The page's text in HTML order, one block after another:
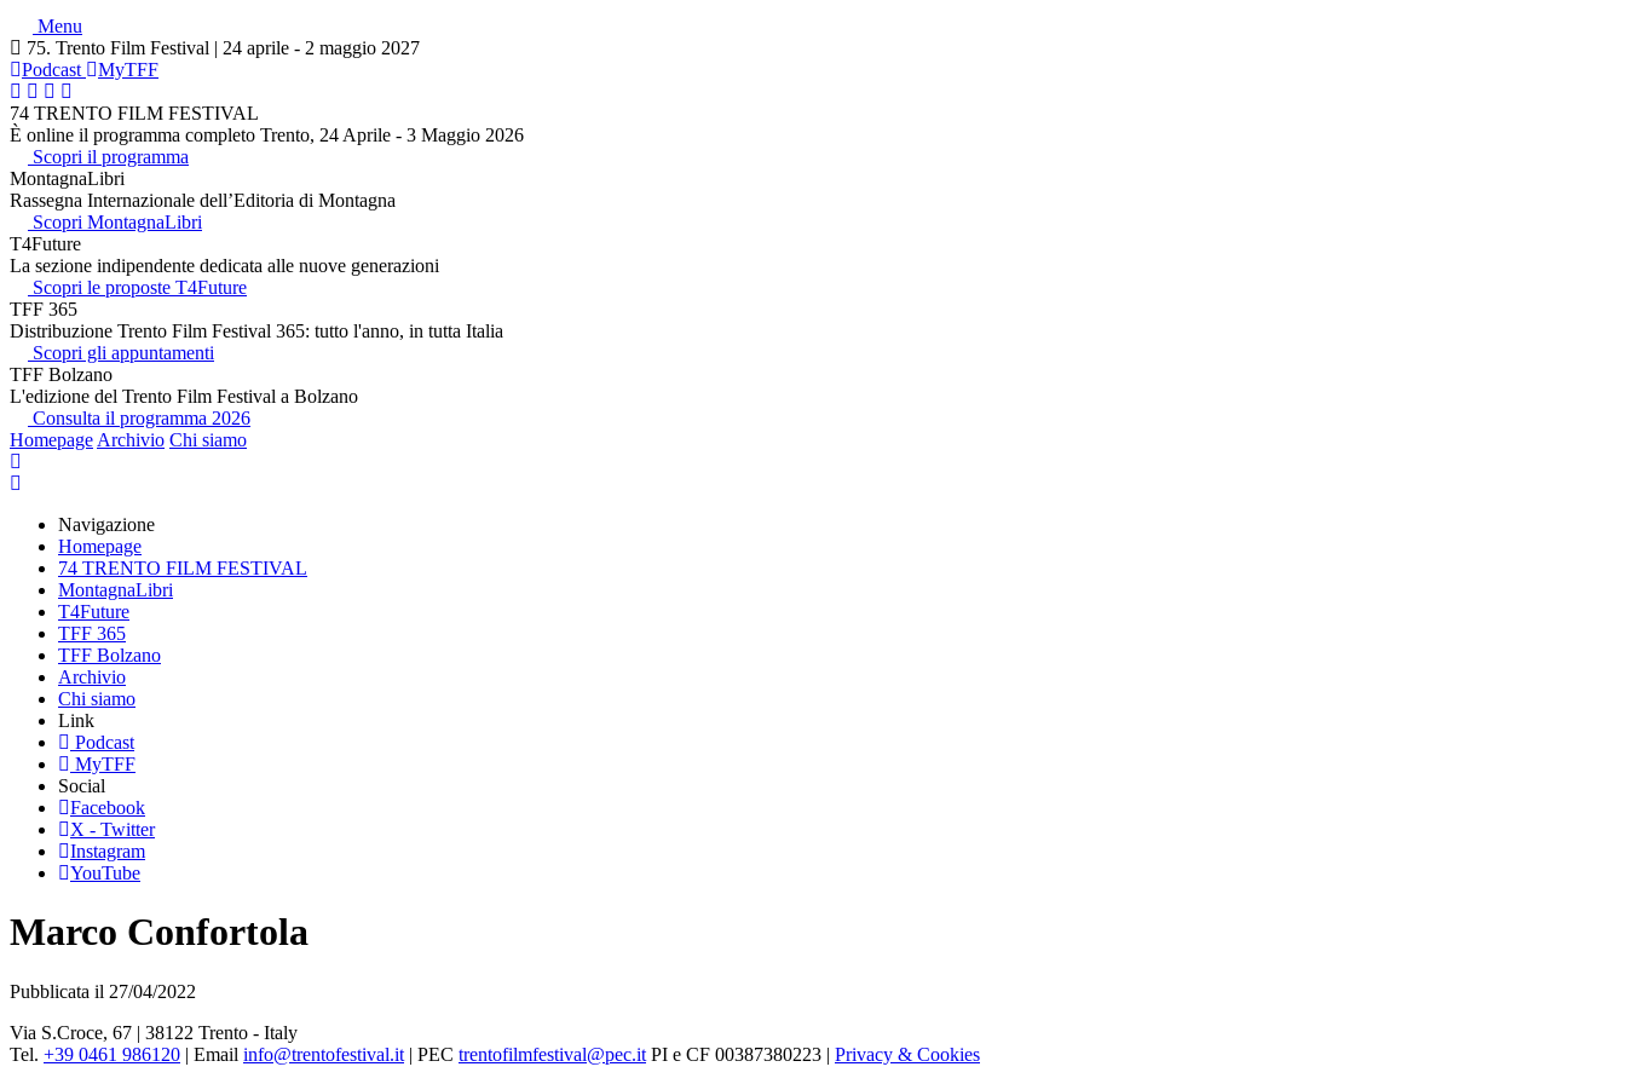
Menu
75. Trento Film Festival | 24 aprile - 2 maggio 2027
Podcast
MyTFF
74 TRENTO FILM FESTIVAL
È online il programma completo Trento, 24 Aprile - 3 Maggio 2026
Scopri il programma
MontagnaLibri
Rassegna Internazionale dell’Editoria di Montagna
Scopri MontagnaLibri
T4Future
La sezione indipendente dedicata alle nuove generazioni
Scopri le proposte T4Future
TFF 365
Distribuzione Trento Film Festival 365: tutto l'anno, in tutta Italia
Scopri gli appuntamenti
TFF Bolzano
L'edizione del Trento Film Festival a Bolzano
Consulta il programma 2026
Homepage Archivio Chi siamo
Navigazione
Homepage
74 TRENTO FILM FESTIVAL
MontagnaLibri
T4Future
TFF 365
TFF Bolzano
Archivio
Chi siamo
Link
Podcast
MyTFF
Social
Facebook
X - Twitter
Instagram
YouTube
Marco Confortola
Pubblicata il 27/04/2022
Via S.Croce, 67 | 38122 Trento - Italy
Tel. +39 0461 986120 | Email info@trentofestival.it | PEC trentofilmfestival@pec.it PI e CF 00387380223 | Privacy & Cookies